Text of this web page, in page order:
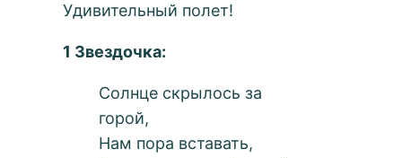
Удивительный полет!
1 Звездочка:
Солнце скрылось за
горой,
Нам пора вставать,